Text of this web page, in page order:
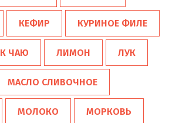
КЕФИР КУРИНОЕ ФИЛЕ
К ЧАЮ ЛИМОН ЛУК
МАСЛО СЛИВОЧНОЕ
МОЛОКО МОРКОВЬ